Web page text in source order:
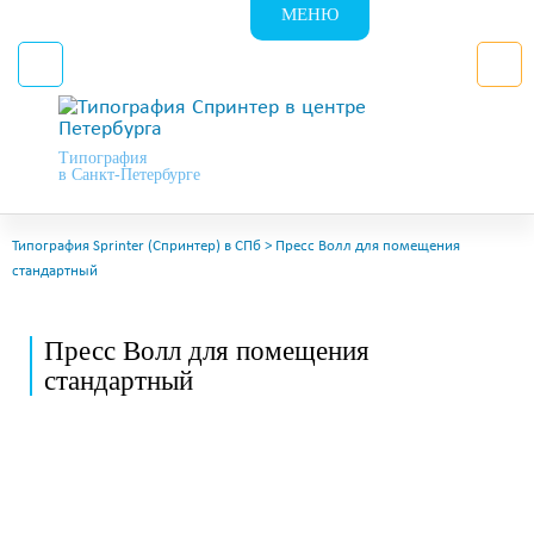
Типография
в Санкт-Петербурге
МЕНЮ
Типография Sprinter (Спринтер) в СПб > Пресс Волл для помещения
стандартный
Пресс Волл для помещения
стандартный